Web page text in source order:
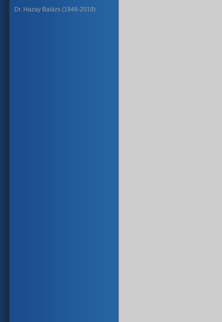
Dr. Hazay Balázs (1948-2019)